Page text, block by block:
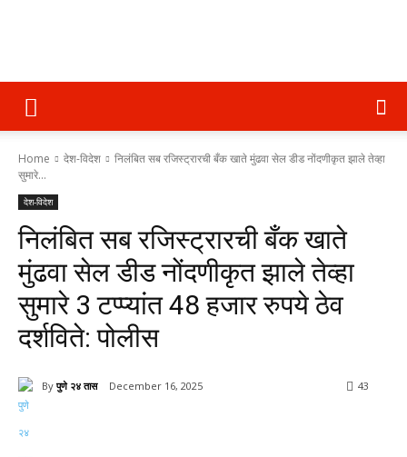
पुणे
२४
तास
Home देश-विदेश
निलंबित सब रजिस्ट्रारची बँक खाते मुंढवा सेल डीड नोंदणीकृत झाले तेव्हा
सुमारे...
देश-विदेश
निलंबित सब रजिस्ट्रारची बँक खाते
मुंढवा सेल डीड नोंदणीकृत झाले तेव्हा
सुमारे 3 टप्प्यांत 48 हजार रुपये ठेव
दर्शविते: पोलीस
By पुणे २४ तास December 16, 2025 43